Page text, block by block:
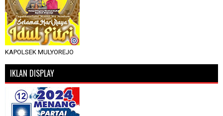
KAPOLSEK MULYOREJO
IKLAN DISPLAY